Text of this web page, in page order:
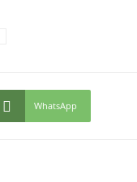
WhatsApp